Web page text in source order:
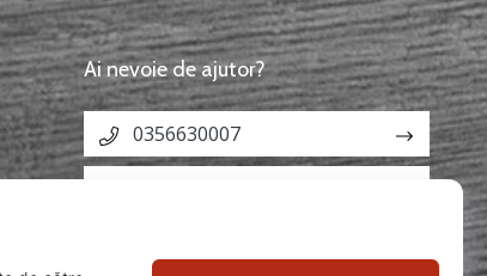
Ai nevoie de ajutor?
0356630007